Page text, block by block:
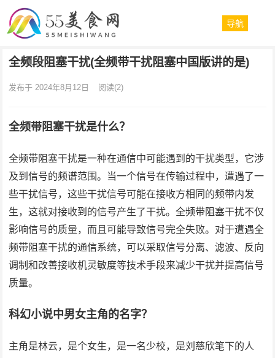
导航
全频段阻塞干扰(全频带干扰阻塞中国版讲的是)
发布于 2024年8月12日 阅读(2)
全频带阻塞干扰是什么？
全频带阻塞干扰是一种在通信中可能遇到的干扰类型，它涉
及到信号的频谱范围。当一个信号在传输过程中，遭遇了一
些干扰信号，这些干扰信号可能在接收方相同的频带内发
生，这就对接收到的信号产生了干扰。全频带阻塞干扰不仅
影响信号的质量，而且可能导致信号完全失败。对于遭遇全
频带阻塞干扰的通信系统，可以采取信号分离、滤波、反向
调制和改善接收机灵敏度等技术手段来减少干扰并提高信号
质量。
科幻小说中男女主角的名字？
主角是林云，是个女生，是一名少校，是刘慈欣笔下的人